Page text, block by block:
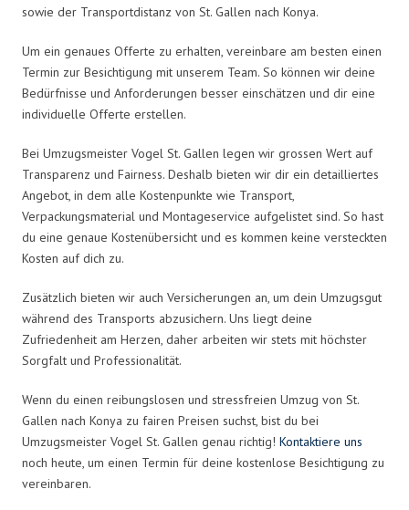
sowie der Transportdistanz von St. Gallen nach Konya.
Um ein genaues Offerte zu erhalten, vereinbare am besten einen
Termin zur Besichtigung mit unserem Team. So können wir deine
Bedürfnisse und Anforderungen besser einschätzen und dir eine
individuelle Offerte erstellen.
Bei Umzugsmeister Vogel St. Gallen legen wir grossen Wert auf
Transparenz und Fairness. Deshalb bieten wir dir ein detailliertes
Angebot, in dem alle Kostenpunkte wie Transport,
Verpackungsmaterial und Montageservice aufgelistet sind. So hast
du eine genaue Kostenübersicht und es kommen keine versteckten
Kosten auf dich zu.
Zusätzlich bieten wir auch Versicherungen an, um dein Umzugsgut
während des Transports abzusichern. Uns liegt deine
Zufriedenheit am Herzen, daher arbeiten wir stets mit höchster
Sorgfalt und Professionalität.
Wenn du einen reibungslosen und stressfreien Umzug von St.
Gallen nach Konya zu fairen Preisen suchst, bist du bei
Umzugsmeister Vogel St. Gallen genau richtig! Kontaktiere uns
noch heute, um einen Termin für deine kostenlose Besichtigung zu
vereinbaren.